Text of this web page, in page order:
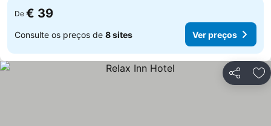
De € 39
Consulte os preços de 8 sites Ver preços
Partilhar